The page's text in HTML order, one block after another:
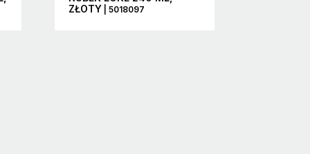
ZŁOTY | 5018097